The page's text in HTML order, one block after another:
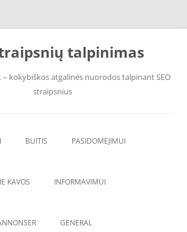
talpinimas
kokybiškos atgalinės nuorodos talpinant SEO
straipsnius
BUITIS
ĮRANGA
ŠVAROS PREKĖS
PASIDOMĖJIMUI
KAVOS INFORMAVIMUI
GENERAL